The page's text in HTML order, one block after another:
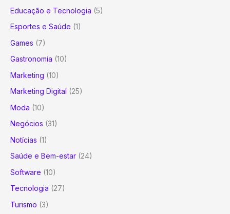
Educação e Tecnologia (5)
Esportes e Saúde (1)
Games (7)
Gastronomia (10)
Marketing (10)
Marketing Digital (25)
Moda (10)
Negócios (31)
Notícias (1)
Saúde e Bem-estar (24)
Software (10)
Tecnologia (27)
Turismo (3)